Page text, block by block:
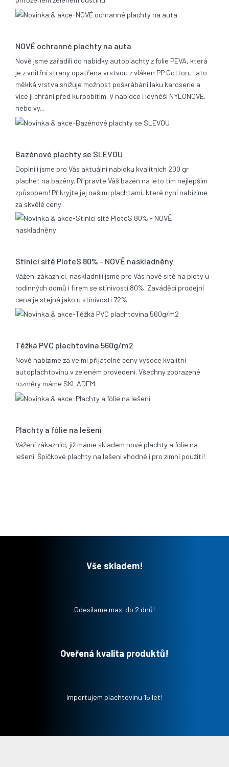
NOVÉ ochranné plachty na auta
Nově jsme zařadili do nabídky autoplachty z folie PEVA, která
je z vnitřní strany opatřena vrstvou z vláken PP Cotton, tato
měkká vrstva snižuje možnost poškrábání laku karoserie a
více ji chrání před kurpobitím. V nabídce i levněší NYLONOVÉ,
nebo vy...
Bazénové plachty se SLEVOU
Doplnili jsme pro Vás aktuální nabídku kvalitních 200 gr
plachet na bazény. Připravte Váš bazén na léto tím nejlepším
způsobem! Přikryjte jej našimi plachtami, které nyní nabízíme
za skvělé ceny
Stínící sítě PloteS 80% - NOVĚ naskladněny
Vážení zákazníci, naskladnili jsme pro Vás nově sítě na ploty u
rodinných domů i firem se stínivostí 80%. Zaváděcí prodejní
cena je stejná jako u stínivosti 72%
Těžká PVC plachtovina 560g/m2
Nově nabízíme za velmi přijatelné ceny vysoce kvalitní
autoplachtovinu v zeleném provedení. Všechny zobrazené
rozměry máme SKLADEM.
Plachty a fólie na lešení
Vážení zákazníci, již máme skladem nové plachty a fólie na
lešení. Špičkové plachty na lešení vhodné i pro zimní použití!
Vše skladem!
Odesílame max. do 2 dnů!
Oveřená kvalita produktů!
Importujem plachtovinu 15 let!